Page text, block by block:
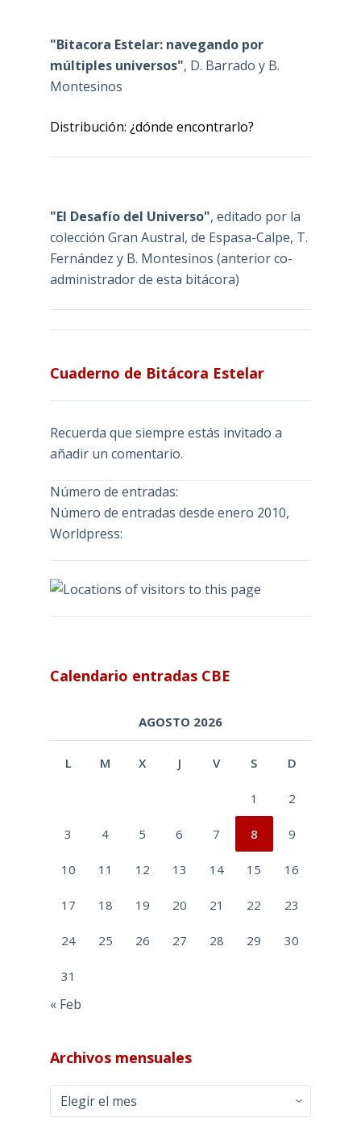
"Bitacora Estelar: navegando por
múltiples universos", D. Barrado y B.
Montesinos
Distribución: ¿dónde encontrarlo?
"El Desafío del Universo", editado por la
colección Gran Austral, de Espasa-Calpe, T.
Fernández y B. Montesinos (anterior co-
administrador de esta bitácora)
Cuaderno de Bitácora Estelar
Recuerda que siempre estás invitado a
añadir un comentario.
Número de entradas:
Número de entradas desde enero 2010,
Worldpress:
Calendario entradas CBE
AGOSTO 2026
L M X J V S D
1 2
3 4 5 6 7 8 9
10 11 12 13 14 15 16
17 18 19 20 21 22 23
24 25 26 27 28 29 30
31
« Feb
Archivos mensuales
Archivos
mensuales